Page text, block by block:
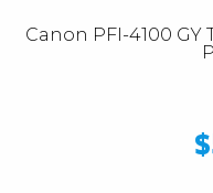
Canon PFI-4100 GY